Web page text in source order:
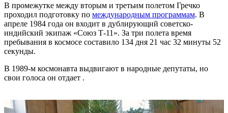
В промежутке между вторым и третьим полетом Гречко
проходил подготовку по международным программам. В
апреле 1984 года он входит в дублирующий советско-
индийский экипаж «Союз Т-11». За три полета время
пребывания в космосе составило 134 дня 21 час 32 минуты 52
секунды.
В 1989-м космонавта выдвигают в народные депутаты, но
свои голоса он отдает .